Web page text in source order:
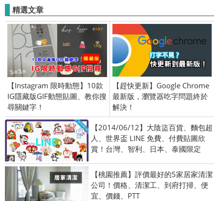
精選文章
【Instagram 限時動態】10款
IG隱藏版GIF動態貼圖、教你搜
尋關鍵字！
【趕快更新】Google Chrome
最新版，瀏覽器吃字問題終於
解決！
【2014/06/12】大陰盜百貨、麵包超
人、世界盃 LINE 免費、付費貼圖欣
賞！台灣、智利、日本、泰國限定
【桃園推薦】評價最好的5家居家清潔
公司！價格、清潔工、到府打掃、便
宜、價錢、PTT